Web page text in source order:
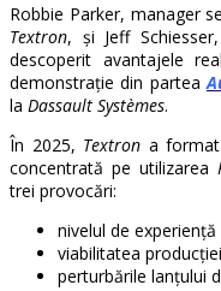
Robbie Parker, manager
Textron, și Jeff
descoperit avantajele
demonstrație din partea
la Dassault Systèmes.
În 2025, Textron a
concentrată pe utilizarea
trei provocări:
nivelul de
viabilitatea
perturbările lanțului